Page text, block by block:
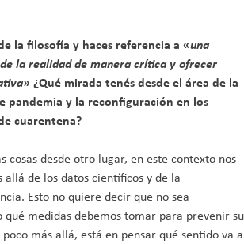
la filosofía y haces referencia a «una
la realidad de manera crítica y ofrecer
» ¿Qué mirada tenés desde el área de la
pandemia y la reconfiguración en los
cuarentena?
cosas desde otro lugar, en este contexto nos
de los datos científicos y de la
Esto no quiere decir que no sea
medidas debemos tomar para prevenir su
más allá, está en pensar qué sentido va a